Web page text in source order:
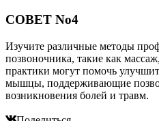
СОВЕТ No4
Изучите различные методы
позвоночника, такие как
практики могут помочь
мышцы, поддерживающие
возникновения болей и травм.